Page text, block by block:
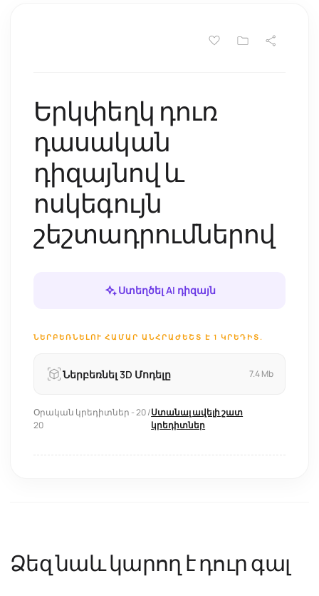
Երկփեղկ դուռ
դասական
դիզայնով և
ոսկեգույն
շեշտադրումներով
Ստեղծել AI դիզայն
ՆԵՐԲԵՌՆԵԼՈՒ ՀԱՄԱՐ ԱՆՀՐԱԺԵՇՏ Է 1 ԿՐԵԴԻՏ.
Ներբեռնել 3D Մոդելը 7.4 Mb
Օրական կրեդիտներ - 20 /
20
Ստանալ ավելի շատ
կրեդիտներ
Ձեզ նաև կարող է դուր գալ